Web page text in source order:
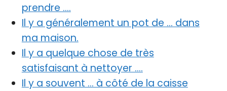
prendre ….
Il y a généralement un pot de … dans
ma maison.
Il y a quelque chose de très
satisfaisant à nettoyer ….
Il y a souvent … à côté de la caisse